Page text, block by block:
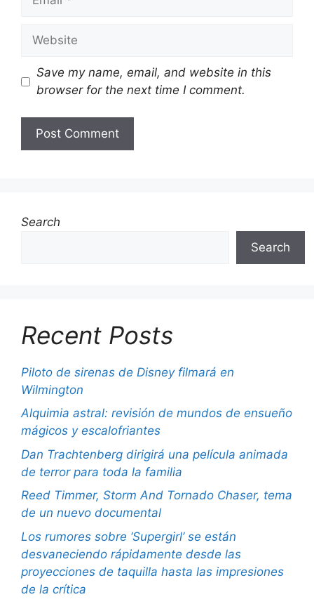
Website
Save my name, email, and website in this
browser for the next time I comment.
Search
Search
Recent Posts
Piloto de sirenas de Disney filmará en
Wilmington
Alquimia astral: revisión de mundos de ensueño
mágicos y escalofriantes
Dan Trachtenberg dirigirá una película animada
de terror para toda la familia
Reed Timmer, Storm And Tornado Chaser, tema
de un nuevo documental
Los rumores sobre ‘Supergirl’ se están
desvaneciendo rápidamente desde las
proyecciones de taquilla hasta las impresiones
de la crítica